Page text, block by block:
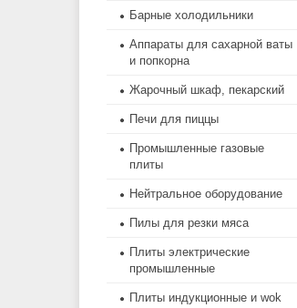
Барные холодильники
Аппараты для сахарной ваты
и попкорна
Жарочный шкаф, пекарский
Печи для пиццы
Промышленные газовые
плиты
Нейтральное оборудование
Пилы для резки мяса
Плиты электрические
промышленные
Плиты индукционные и wok